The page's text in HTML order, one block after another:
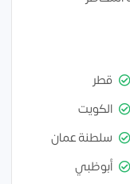
قطر
الكويت
سلطنة عمان
أبوظبي